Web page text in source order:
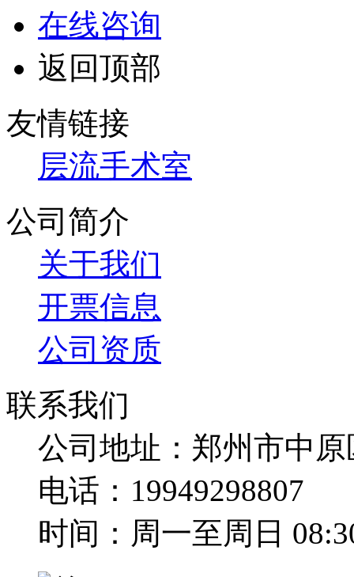
在线咨询
返回顶部
友情链接
层流手术室
公司简介
关于我们
开票信息
公司资质
联系我们
公司地址：郑州市中
电话：19949298807
时间：周一至周日